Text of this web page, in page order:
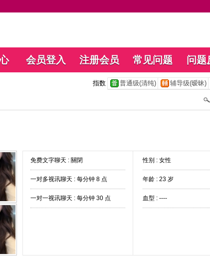
会员登入 注册会员 常见问题 问题
指数 普通级(清纯) 辅导级(暧昧)
免费文字聊天 : 關閉
一对多视讯聊天 : 每分钟 8 点
一对一视讯聊天 : 每分钟 30 点
性别 : 女性
年龄 : 23 岁
血型 : ----